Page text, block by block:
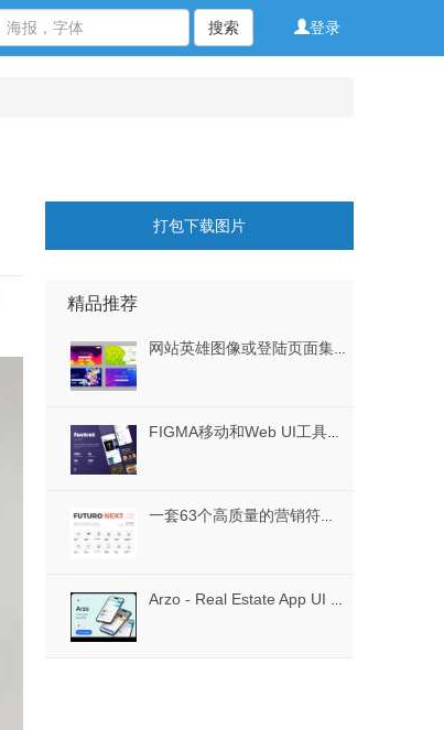
登录
搜索
打包下载图片
精品推荐